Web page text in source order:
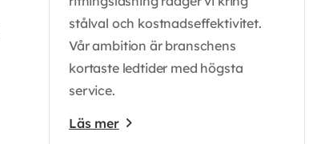
stålval och kostnadseffektivitet.
Vår ambition är branschens
kortaste ledtider med högsta
service.
Läs mer